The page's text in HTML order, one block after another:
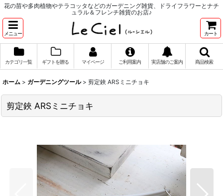
花の苗や多肉植物やテラコッタなどのガーデニング雑貨、ドライフラワーとナチ
ュラル＆フレンチ雑貨のお店♪
メニュー カート
カテゴリ一覧 ギフトを贈る マイページ ご利用案内 実店舗のご案内 商品検索
ホーム > ガーデニングツール > 剪定鋏 ARSミニチョキ
剪定鋏 ARSミニチョキ